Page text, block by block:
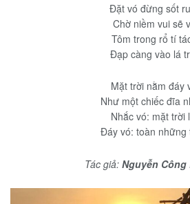
Đặt vó đừng sốt
Chờ niềm vui sẽ
Tôm trong rổ tí
Đạp càng vào lá
Mặt trời nằm đáy
Như một chiếc đĩa
Nhắc vó: mặt trời
Đáy vó: toàn những
Tác giả: Nguyễn Công